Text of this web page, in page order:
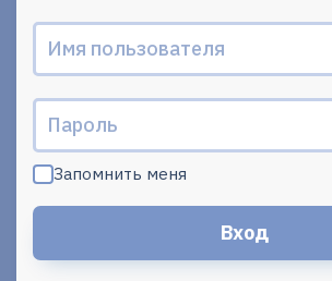
Запомнить меня